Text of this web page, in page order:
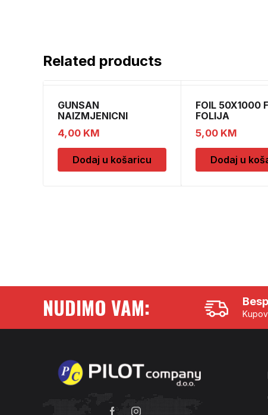
Related products
GUNSAN
NAIZMJENICNI
PREKIDAC BEZ OKVIRA
4,00 KM
Dodaj u košaricu
FOIL 50X1000
FOLIJA
5,00 KM
Dodaj u
NUDIMO VAM: